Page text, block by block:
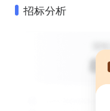
招标分析